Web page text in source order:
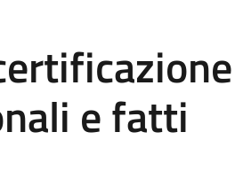
e fatti